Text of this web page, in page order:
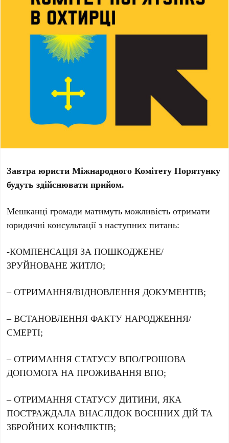
Завтра юристи Міжнародного Комітету Порятунку
будуть здійснювати прийом.
Мешканці громади матимуть можливість отримати
юридичні консультації з наступних питань:
-КОМПЕНСАЦІЯ ЗА ПОШКОДЖЕНЕ/
ЗРУЙНОВАНЕ ЖИТЛО;
– ОТРИМАННЯ/ВІДНОВЛЕННЯ ДОКУМЕНТІВ;
– ВСТАНОВЛЕННЯ ФАКТУ НАРОДЖЕННЯ/
СМЕРТІ;
– ОТРИМАННЯ СТАТУСУ ВПО/ГРОШОВА
ДОПОМОГА НА ПРОЖИВАННЯ ВПО;
– ОТРИМАННЯ СТАТУСУ ДИТИНИ, ЯКА
ПОСТРАЖДАЛА ВНАСЛІДОК ВОЄННИХ ДІЙ ТА
ЗБРОЙНИХ КОНФЛІКТІВ;